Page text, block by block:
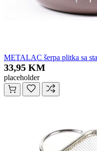
METALAC šerpa plitka sa
33,95 KM
placeholder